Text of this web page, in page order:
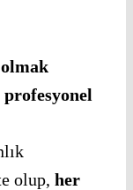
olup, her